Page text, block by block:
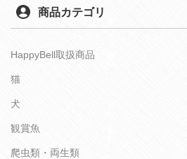
商品カテゴリ
HappyBell取扱商品
猫
犬
観賞魚
爬虫類・両生類